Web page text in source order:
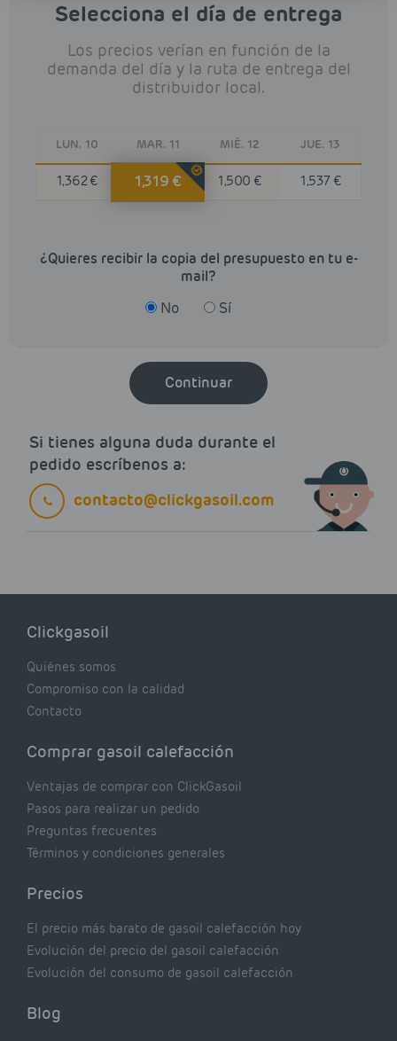
Selecciona el día de entrega
Los precios verían en función de la
demanda del día y la ruta de entrega del
distribuidor local.
LUN. 10 MAR. 11 MIÉ. 12 JUE. 13
1,362 € 1,319 € 1,500 € 1,537 €
¿Quieres recibir la copia del presupuesto en tu e-
mail?
No Sí
Continuar
Si tienes alguna duda durante el
pedido escríbenos a:
contacto@clickgasoil.com
Clickgasoil
Quiénes somos
Compromiso con la calidad
Contacto
Comprar gasoil calefacción
Ventajas de comprar con ClickGasoil
Pasos para realizar un pedido
Preguntas frecuentes
Términos y condiciones generales
Precios
El precio más barato de gasoil calefacción hoy
Evolución del precio del gasoil calefacción
Evolución del consumo de gasoil calefacción
Blog